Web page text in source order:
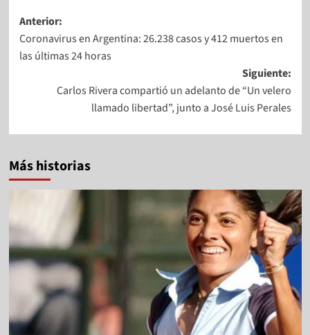
Anterior:
Coronavirus en Argentina: 26.238 casos y 412 muertos en
las últimas 24 horas
Siguiente:
Carlos Rivera compartió un adelanto de “Un velero
llamado libertad”, junto a José Luis Perales
Más historias